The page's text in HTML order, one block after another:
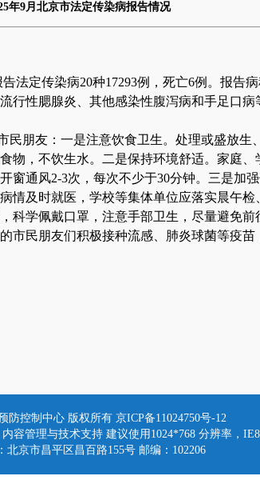
年9月北京市法定传染病报告情况
法定传染病20种17293例，死亡6例。报告
行性腮腺炎、其他感染性腹泻病和手足口病
民朋友：一是注意饮食卫生。处理或盛放生
物，不饮生水。二是保持环境舒适。家庭
窗通风2-3次，每次不少于30分钟。三是加
情及时就医，学校等集体单位应落实晨午
科学佩戴口罩，注意手部卫生，尽量避免
市民朋友们积极接种流感、肺炎球菌等疫
防控制中心 版权所有 京ICP备11024750号-12
容管理与技术支持 建议使用1024*768 分辨率，
北京市昌平区昌百路155号 邮编：102206